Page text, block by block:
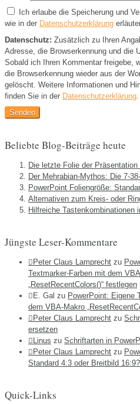
Ich erlaube die Speicherung und
wie in der Datenschutzerklärung
Datenschutz: Zusätzlich zu Ihren
Adresse, die Browserkennung und die
Sobald ich Ihren Kommentar freigebe,
die Browserkennung wieder aus der
gelöscht. Weitere Informationen und
finden Sie in der Datenschutzerklärung
Beliebte Blog-Beiträge heute
Die letzte Folie der
Der Mehrabian-Mythos: Die 7-
PowerPoint Foliengröße:
Alternativen zum Kreis- oder
Hilfreiche Tastenkombinationen
Jüngste Leser-Kommentare
Peter Claus Lamprecht zu
Textmarker-Farben mit dem
„ResetRecentColors()“ festlegen
E. Gal zu PowerPoint: Eigene
dem VBA-Makro
Peter Claus Lamprecht zu
ersetzen
Linus zu Schriftarten in
Peter Claus Lamprecht zu
Standard 4:3 oder Breitbild 16:9?
Quick-Links